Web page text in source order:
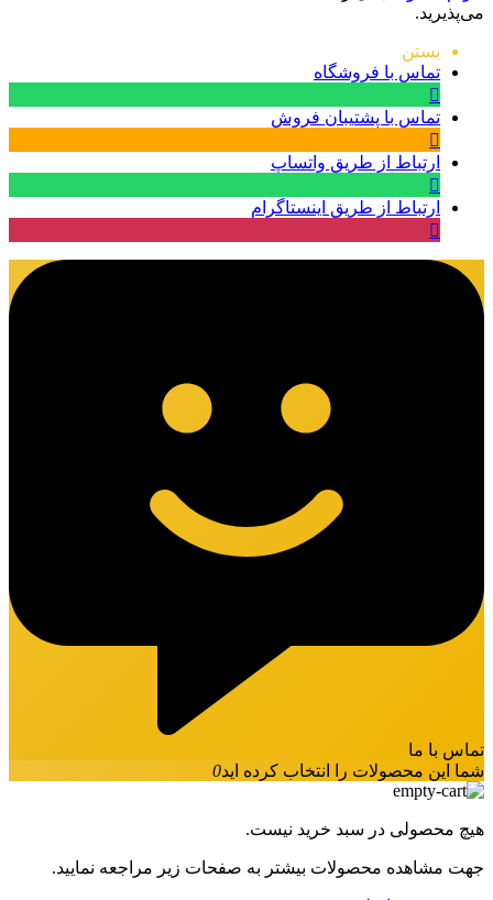
می‌پذیرید.
بستن
تماس با فروشگاه
تماس با پشتیبان فروش
ارتباط از طریق واتساپ
ارتباط از طریق اینستاگرام
تماس با ما
شما این محصولات را انتخاب کرده اید0
هیچ محصولی در سبد خرید نیست.
جهت مشاهده محصولات بیشتر به صفحات زیر مراجعه نمایید.